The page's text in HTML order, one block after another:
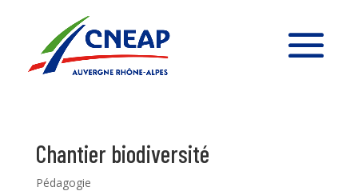
Chantier biodiversité
Pédagogie